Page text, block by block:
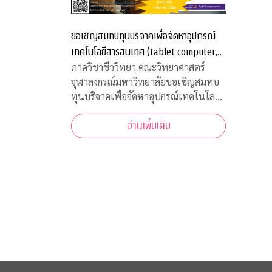
ขอเชิญสมทบทุนบริจาคเพื่อจัดหาอุปกรณ์
เทคโนโลยีสารสนเทศ (tablet computer,
internet package) สำหรับนิสิตภาควิชา
ชีววิทยาที่ขาดแคลน
ภาควิชาชีววิทยา คณะวิทยาศาสตร์
จุฬาลงกรณ์มหาวิทยาลัยขอเชิญสมทบ
ทุนบริจาคเพื่อจัดหาอุปกรณ์เทคโนโลยี
สารสนเทศ (tablet computer,
internet package) สำหรับนิสิตภาค
วิชาชีววิทยาที่ขาดแคลน เพื่อใช้เรียน
อ่านเพิ่มเติม